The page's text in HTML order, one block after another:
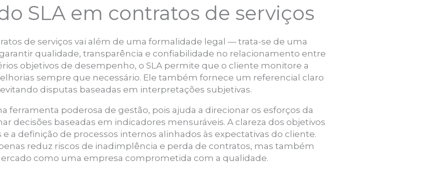
SLA em contratos de serviços
de serviços vai além de uma formalidade legal — trata-se de uma
qualidade, transparência e confiabilidade no relacionamento entre
objetivos de desempenho, o SLA permite que o cliente monitore a
sempre que necessário. Ele também fornece um referencial claro
disputas baseadas em interpretações subjetivas.
ferramenta poderosa de gestão, pois ajuda a direcionar os esforços da
decisões baseadas em indicadores mensuráveis. A clareza dos objetivos
a definição de processos internos alinhados às expectativas do cliente.
reduz riscos de inadimplência e perda de contratos, mas também
como uma empresa comprometida com a qualidade.